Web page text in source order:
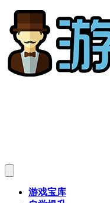
游戏宝库